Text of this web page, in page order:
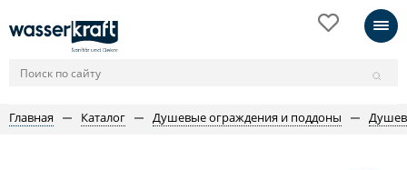
Главная Каталог Душевые ограждения и поддоны